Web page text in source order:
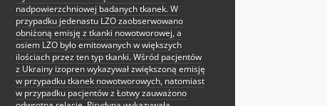
nadpowierzchniowej badanych tkanek. W
przypadku jedenastu LZO zaobserwowano
obniżoną emisję z tkanki nowotworowej, a
osiem LZO było emitowanych w większych
ilościach przez ten typ tkanki. Wśród pacjentów
z Ukrainy izopren wykazywał zwiększoną emisję
w przypadku tkanek nowotworowych, natomiast
w przypadku pacjentów z Łotwy zauważono